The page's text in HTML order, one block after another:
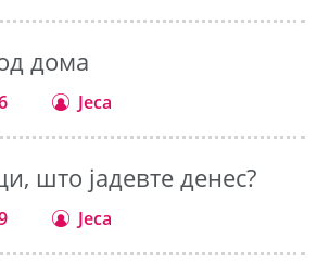
дома
Jeca
што јадевте денес?
Jeca